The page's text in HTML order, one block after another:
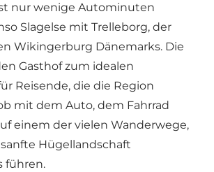
nur wenige Autominuten
Slagelse mit Trelleborg, der
Wikingerburg Dänemarks. Die
Gasthof zum idealen
Reisende, die die Region
mit dem Auto, dem Fahrrad
einem der vielen Wanderwege,
Hügellandschaft
führen.